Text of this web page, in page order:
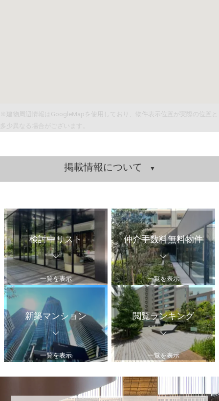
※建物周辺情報はGoogleMapを使用しており、物件表示位置が実際の位置と
多少異なる場合がございます。
掲載情報について
検討中リスト
一覧を表示
仲介手数料無料物件
一覧を表示
新築マンション
一覧を表示
閲覧ランキング
一覧を表示